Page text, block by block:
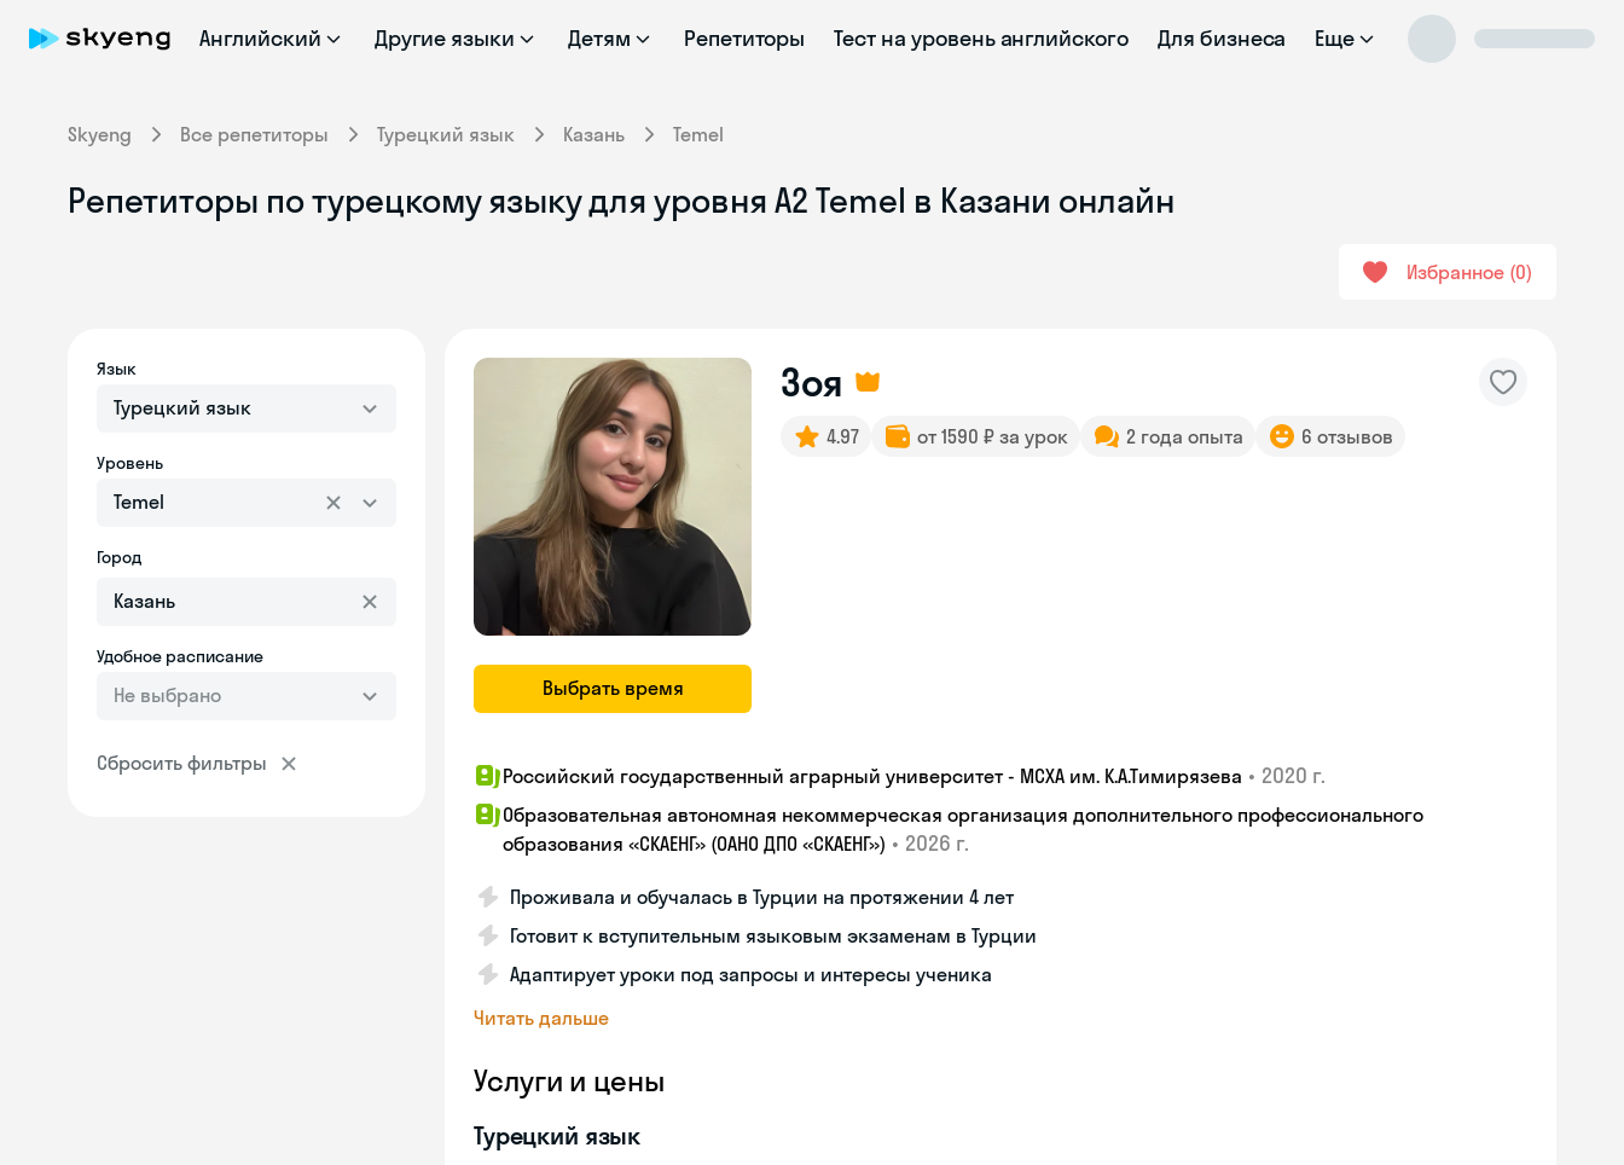
Английский Другие языки Детям Репетиторы Тест на уровень английского Для бизнеса Еще
Skyeng Все репетиторы Турецкий язык Казань Temel
Репетиторы по турецкому языку для уровня A2 Temel в Казани онлайн
Избранное 0
Язык
Турецкий язык
Уровень
Temel
Город
Удобное расписание
Не выбрано
Сбросить фильтры
Выбрать время
Зоя
4.97 от 1590 ₽ за урок 2 года опыта 6 отзывов
Российский государственный аграрный университет - МСХА им. К.А.Тимирязева • 2020 г.
Образовательная автономная некоммерческая организация дополнительного профессионального
образования «СКАЕНГ» (ОАНО ДПО «СКАЕНГ») • 2026 г.
Проживала и обучалась в Турции на протяжении 4 лет
Готовит к вступительным языковым экзаменам в Турции
Адаптирует уроки под запросы и интересы ученика
Читать дальше
Услуги и цены
Турецкий язык